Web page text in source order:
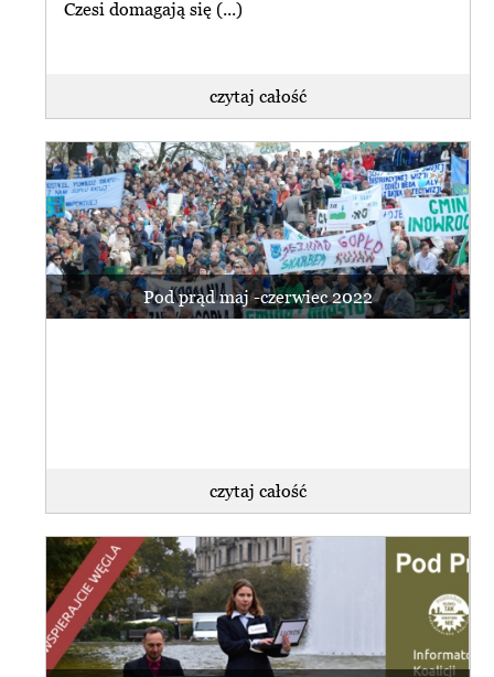
Czesi domagają się (...)
czytaj całość
Pod prąd maj -czerwiec 2022
czytaj całość